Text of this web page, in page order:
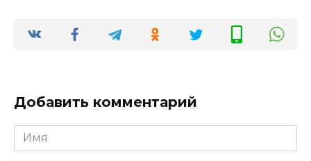
Добавить комментарий
Имя
*